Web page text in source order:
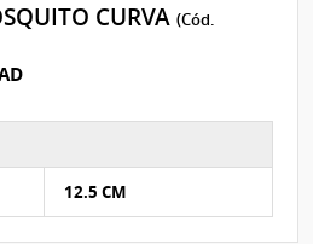
CURVA(Cód.
12.5 CM